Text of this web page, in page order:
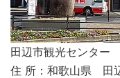
田辺市観光センター
住 所：和歌山県